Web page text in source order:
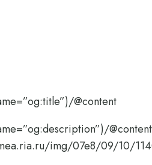
@content
@content
img/07e8/09/10/